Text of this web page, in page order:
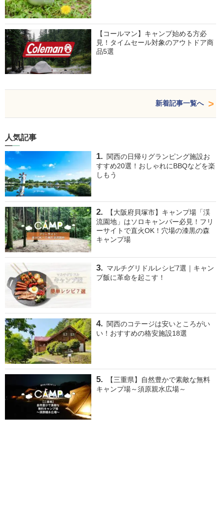
【コールマン】キャンプ始める方必
見！タイムセール対象のアウトドア商
品5選
新着記事一覧へ
人気記事
関西の日帰りグランピング施設お
すすめ20選！おしゃれにBBQなどを楽
しもう
【大阪府貝塚市】キャンプ場「渓
流園地」はソロキャンパー必見！フリ
ーサイトで直火OK！穴場の漆黒の森
キャンプ場
マルチグリドルレシピ7選｜キャン
プ飯に革命を起こす！
関西のコテージは安いところがい
い！おすすめの格安施設18選
【三重県】自然豊かで素敵な無料
キャンプ場～須原親水広場～